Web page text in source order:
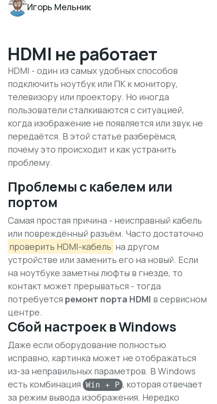
Игорь Мельник
HDMI не работает
HDMI - один из самых удобных способов
подключить ноутбук или ПК к монитору,
телевизору или проектору. Но иногда
пользователи сталкиваются с ситуацией,
когда изображение не появляется или звук не
передаётся. В этой статье разберёмся,
почему это происходит и как устранить
проблему.
Проблемы с кабелем или
портом
Самая простая причина - неисправный кабель
или повреждённый разъём. Часто достаточно
проверить HDMI-кабель на другом
устройстве или заменить его на новый. Если
на ноутбуке заметны люфты в гнезде, то
контакт может прерываться - тогда
потребуется ремонт порта HDMI в сервисном
центре.
Сбой настроек в Windows
Даже если оборудование полностью
исправно, картинка может не отображаться
из-за неправильных параметров. В Windows
есть комбинация Win + P , которая отвечает
за режим вывода изображения. Нередко